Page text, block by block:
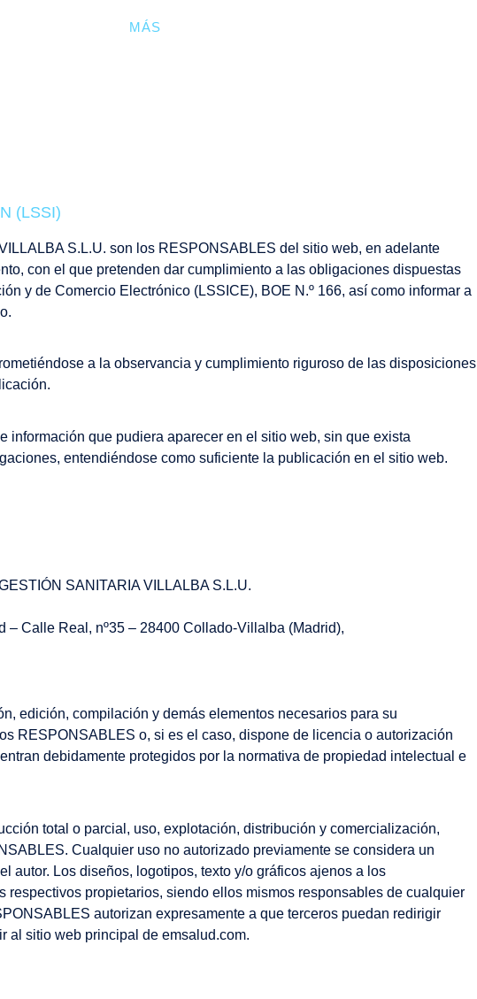
MÁS
(LSSI)
S.L.U. son los RESPONSABLES del sitio web, en adelante
con el que pretenden dar cumplimiento a las obligaciones dispuestas
y de Comercio Electrónico (LSSICE), BOE N.º 166, así como informar a
a la observancia y cumplimiento riguroso de las disposiciones
que pudiera aparecer en el sitio web, sin que exista
entendiéndose como suficiente la publicación en el sitio web.
SANITARIA VILLALBA S.L.U.
– Calle Real, nº35 – 28400 Collado-Villalba (Madrid),
edición, compilación y demás elementos necesarios para su
RESPONSABLES o, si es el caso, dispone de licencia o autorización
debidamente protegidos por la normativa de propiedad intelectual e
total o parcial, uso, explotación, distribución y comercialización,
Cualquier uso no autorizado previamente se considera un
autor. Los diseños, logotipos, texto y/o gráficos ajenos a los
propietarios, siendo ellos mismos responsables de cualquier
autorizan expresamente a que terceros puedan redirigir
al sitio web principal de emsalud.com.